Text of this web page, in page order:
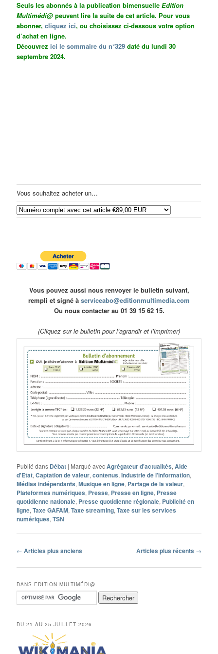
Seuls les abonnés à la publication bimensuelleEdition
Multimédi@ peuvent lire la suite de cet article. Pour vous
abonner,cliquez ici, ou choisissez ci-dessous votre option
d’achat en ligne.
Découvrezici le sommaire du n°329 daté du lundi 30
septembre 2024.
Vous souhaitez acheter un…
Vous pouvez aussi nous renvoyer le bulletin suivant,
rempli et signé à serviceabo@editionmultimedia.com
Ou nous contacter au 01 39 15 62 15.
(Cliquez sur le bulletin pour l’agrandir et l’imprimer)
Publié dans Débat | Marqué avecAgrégateur d'actualités,Aide
d'Etat,Captation de valeur,contenus,Industrie de l’information,
Médias indépendants,Musique en ligne, Partage de la valeur,
Plateformes numériques, Presse, Presse en ligne, Presse
quotidienne nationale, Presse quotidienne régionale, Publicité en
ligne,Taxe GAFAM,Taxe streaming,Taxe sur les services
numériques,TSN
Navigation
articles
← Articles plus anciens Articles plus récents →
DANS EDITION MULTIMÉDI@
DU 21 AU 25 JUILLET 2026